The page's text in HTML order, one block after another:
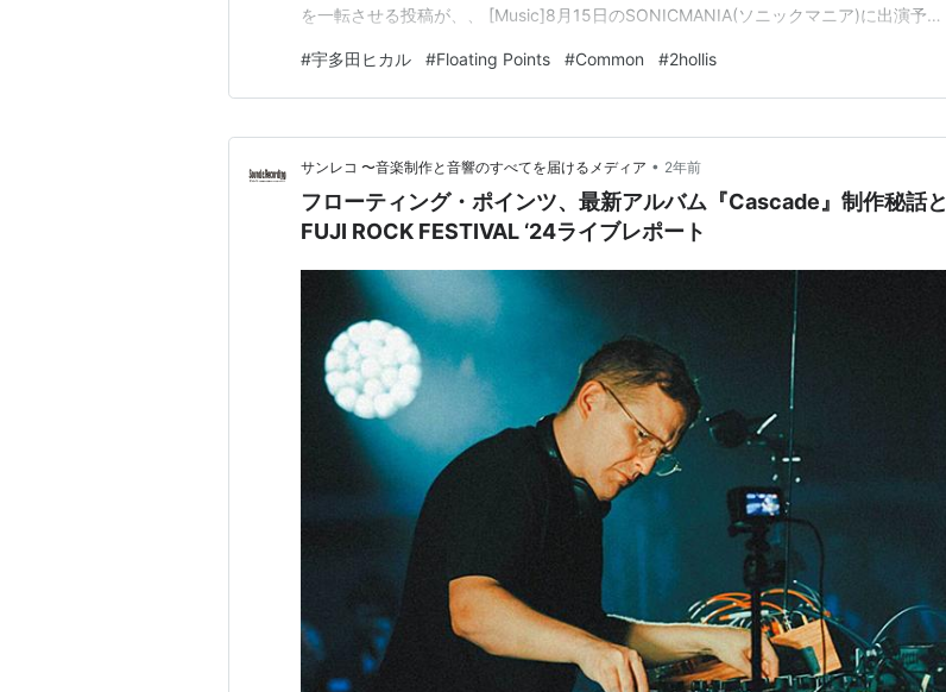
を一転させる投稿が、、 [Music]8月15日のSONICMANIA(ソニックマニア)に出演予定
もある宇多田ヒカルとスタジオ入りしていることを明らかに。https://t.…
#宇多田ヒカル #Floating Points #Common #2hollis
サンレコ 〜音楽制作と音響のすべてを届けるメディア • 2年前
フローティング・ポインツ、最新アルバム『Cascade』制作秘話と
FUJI ROCK FESTIVAL ‘24ライブレポート